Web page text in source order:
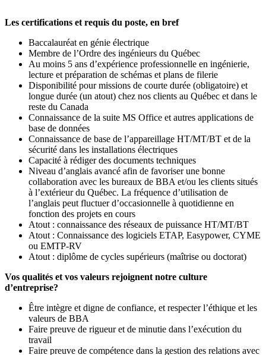
Les certifications et requis du poste, en bref
Baccalauréat en génie électrique
Membre de l’Ordre des ingénieurs du Québec
Au moins 5 ans d’expérience professionnelle en ingénierie,
lecture et préparation de schémas et plans de filerie
Disponibilité pour missions de courte durée (obligatoire) et
longue durée (un atout) chez nos clients au Québec et dans le
reste du Canada
Connaissance de la suite MS Office et autres applications de
base de données
Connaissance de base de l’appareillage HT/MT/BT et de la
sécurité dans les installations électriques
Capacité à rédiger des documents techniques
Niveau d’anglais avancé afin de favoriser une bonne
collaboration avec les bureaux de BBA et/ou les clients situés
à l’extérieur du Québec. La fréquence d’utilisation de
l’anglais peut fluctuer d’occasionnelle à quotidienne en
fonction des projets en cours
Atout : connaissance des réseaux de puissance HT/MT/BT
Atout : Connaissance des logiciels ETAP, Easypower, CYME
ou EMTP-RV
Atout : diplôme de cycles supérieurs (maîtrise ou doctorat)
Vos qualités et vos valeurs rejoignent notre culture
d’entreprise?
Être intègre et digne de confiance, et respecter l’éthique et les
valeurs de BBA
Faire preuve de rigueur et de minutie dans l’exécution du
travail
Faire preuve de compétence dans la gestion des relations avec